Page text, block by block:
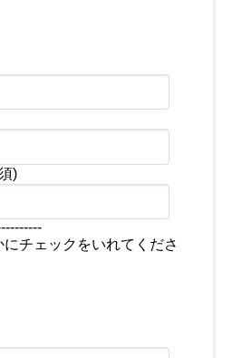
)
チェックをいれてくださ